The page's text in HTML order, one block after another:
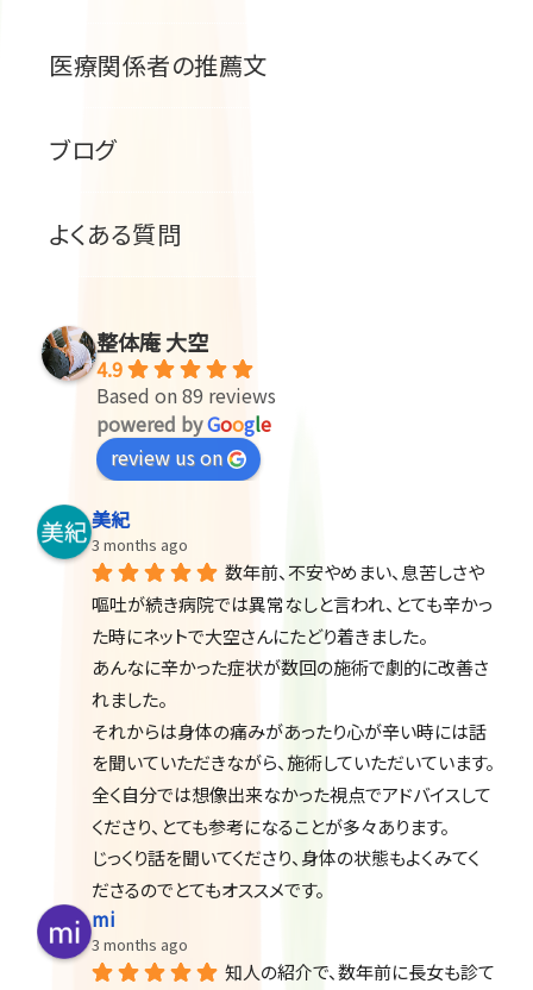
医療関係者の推薦文
ブログ
よくある質問
整体庵 大空
4.9
Based on 89 reviews
powered byGoogle
review us on
美紀
3 months ago
数年前、不安やめまい、息苦しさや
嘔吐が続き病院では異常なしと言われ、とても辛かっ
た時にネットで大空さんにたどり着きました。
あんなに辛かった症状が数回の施術で劇的に改善さ
れました。
それからは身体の痛みがあったり心が辛い時には話
を聞いていただきながら、施術していただいています。
全く自分では想像出来なかった視点でアドバイスして
くださり、とても参考になることが多々あります。
じっくり話を聞いてくださり、身体の状態もよくみてく
ださるのでとてもオススメです。
mi
3 months ago
知人の紹介で、数年前に長女も診て